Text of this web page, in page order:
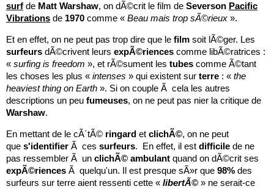
surf de Matt Warshaw, on dÃ©crit le film de Severson Pacific
Vibrations de 1970 comme « Beau mais trop sÃ©rieux ».
Et en effet, on ne peut pas trop dire que le film soit lÃ©ger. Les
surfeurs dÃ©crivent leurs expÃ©riences comme libÃ©ratrices :
« surfing is freedom », et rÃ©sument les tubes comme Ã©tant
les choses les plus « intenses » qui existent sur terre : « the
heaviest thing on Earth ». Si on couple Ã cela les autres
descriptions un peu fumeuses, on ne peut pas nier la critique de
Warshaw.
En mettant de le cÃ´tÃ© ringard et clichÃ©, on ne peut
que s'identifier Ã ces surfeurs. En effet, il est difficile de ne
pas ressembler Ã un clichÃ© ambulant quand on dÃ©crit ses
expÃ©riences Ã quelqu'un. Il est presque sÃ»r que 98% des
surfeurs sur terre aient ressenti cette « libertÃ© » ne serait-ce